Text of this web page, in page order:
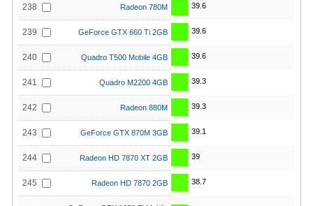
238 Radeon 780M 39.6
239 GeForce GTX 660 Ti 2GB 39.6
240 Quadro T500 Mobile 4GB 39.6
241 Quadro M2200 4GB 39.3
242 Radeon 880M 39.3
243 GeForce GTX 870M 3GB 39.1
244 Radeon HD 7870 XT 2GB 39
245 Radeon HD 7870 2GB 38.7